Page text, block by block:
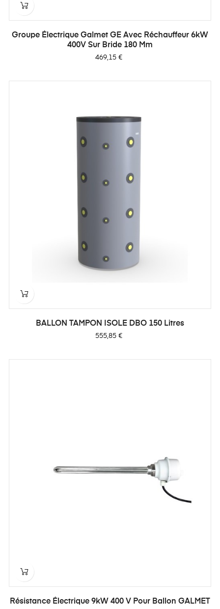
Groupe Électrique Galmet GE Avec Réchauffeur 6kW
400V Sur Bride 180 Mm
Prix
469,15 €
BALLON TAMPON ISOLE DBO 150 Litres
Prix
555,85 €
Résistance Électrique 9kW 400 V Pour Ballon GALMET